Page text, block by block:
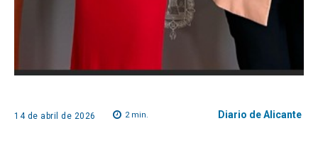
14 de abril de 2026 2min. Diario de Alicante